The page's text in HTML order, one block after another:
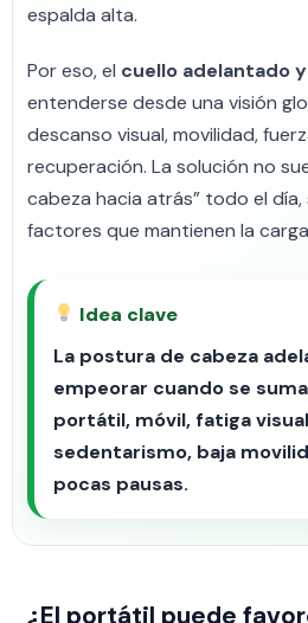
espalda alta.
Por eso, el cuello adelantado
entenderse desde una visión
descanso visual, movilidad,
recuperación. La solución no
cabeza hacia atrás” todo el
factores que mantienen la
Idea clave
La postura de cabeza
empeorar cuando se
portátil, móvil, fatiga
sedentarismo, baja
pocas pausas.
¿El portátil puede